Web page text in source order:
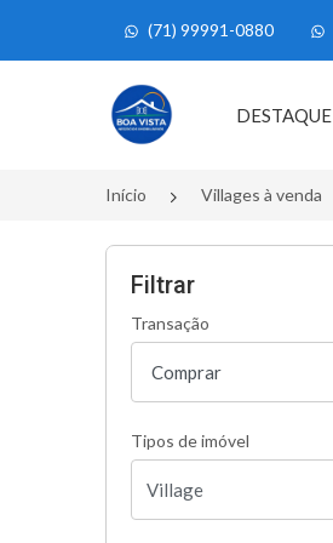
(71) 99991-0880
Página inicial
DESTAQUE
Início Villages à venda
Filtrar
Transação
Tipos de imóvel